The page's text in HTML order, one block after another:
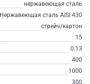
нержавеющая сталь
Нержавеющая сталь AISI 430
стрейч/картон
15
0.13
400
1000
300